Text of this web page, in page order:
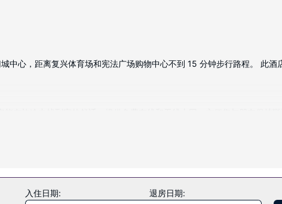
中心，距离复兴体育场和宪法广场购物中心不到 15 分钟步行路程。 此
利设施包括电话，以及书桌和办公椅。
06:00 至 10:30，周末 07:00 至 11:00。
入住日期: 退房日期: